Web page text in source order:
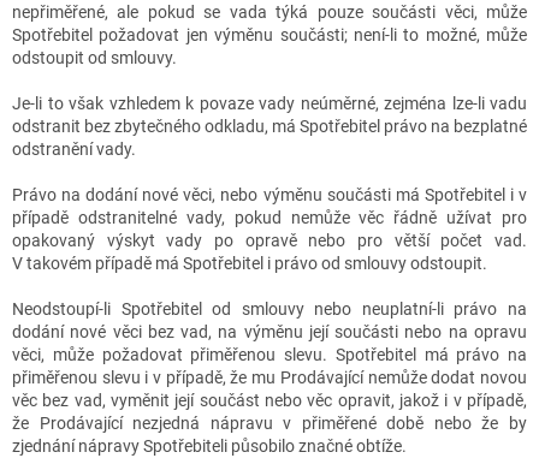
nepřiměřené, ale pokud se vada týká pouze součásti věci, může
Spotřebitel požadovat jen výměnu součásti; není-li to možné, může
odstoupit od smlouvy.
Je-li to však vzhledem k povaze vady neúměrné, zejména lze-li vadu
odstranit bez zbytečného odkladu, má Spotřebitel právo na bezplatné
odstranění vady.
Právo na dodání nové věci, nebo výměnu součásti má Spotřebitel i v
případě odstranitelné vady, pokud nemůže věc řádně užívat pro
opakovaný výskyt vady po opravě nebo pro větší počet vad.
V takovém případě má Spotřebitel i právo od smlouvy odstoupit.
Neodstoupí-li Spotřebitel od smlouvy nebo neuplatní-li právo na
dodání nové věci bez vad, na výměnu její součásti nebo na opravu
věci, může požadovat přiměřenou slevu. Spotřebitel má právo na
přiměřenou slevu i v případě, že mu Prodávající nemůže dodat novou
věc bez vad, vyměnit její součást nebo věc opravit, jakož i v případě,
že Prodávající nezjedná nápravu v přiměřené době nebo že by
zjednání nápravy Spotřebiteli působilo značné obtíže.